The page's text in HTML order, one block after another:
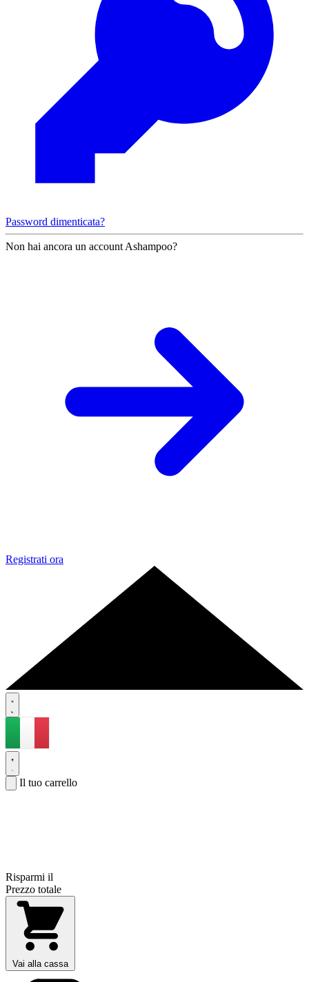
Password dimenticata?
Non hai ancora un account Ashampoo?
Registrati ora
Il tuo carrello
Risparmi il
Prezzo totale
Vai alla cassa